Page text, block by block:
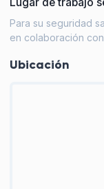
Para su seguridad
en colaboración
Ubicación